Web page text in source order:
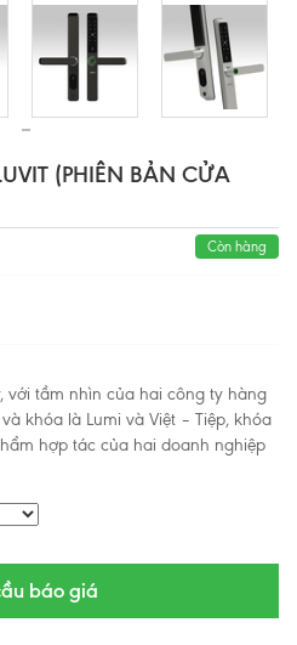
(PHIÊN BẢN CỬA
Còn hàng
với tầm nhìn của hai công ty hàng
khóa là Lumi và Việt – Tiệp, khóa
hợp tác của hai doanh nghiệp
báo giá